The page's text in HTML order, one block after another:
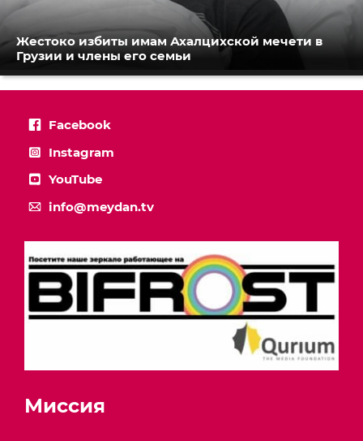
Жестоко избиты имам Ахалцихской мечети в
Грузии и члены его семьи
Facebook
Instagram
YouTube
info@meydan.tv
Миссия